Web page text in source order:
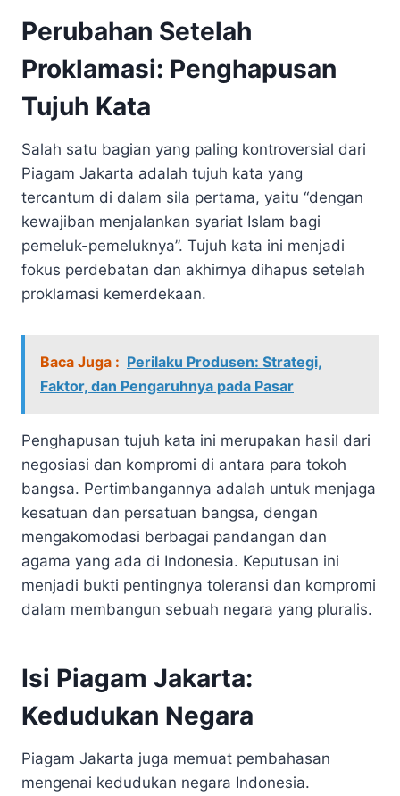
Perubahan Setelah
Proklamasi: Penghapusan
Tujuh Kata
Salah satu bagian yang paling kontroversial dari
Piagam Jakarta adalah tujuh kata yang
tercantum di dalam sila pertama, yaitu “dengan
kewajiban menjalankan syariat Islam bagi
pemeluk-pemeluknya”. Tujuh kata ini menjadi
fokus perdebatan dan akhirnya dihapus setelah
proklamasi kemerdekaan.
Baca Juga : Perilaku Produsen: Strategi,
Faktor, dan Pengaruhnya pada Pasar
Penghapusan tujuh kata ini merupakan hasil dari
negosiasi dan kompromi di antara para tokoh
bangsa. Pertimbangannya adalah untuk menjaga
kesatuan dan persatuan bangsa, dengan
mengakomodasi berbagai pandangan dan
agama yang ada di Indonesia. Keputusan ini
menjadi bukti pentingnya toleransi dan kompromi
dalam membangun sebuah negara yang pluralis.
Isi Piagam Jakarta:
Kedudukan Negara
Piagam Jakarta juga memuat pembahasan
mengenai kedudukan negara Indonesia.